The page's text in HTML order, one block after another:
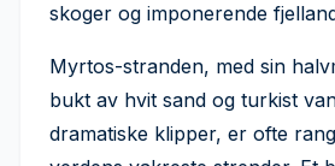
skoger og imponerende
Myrtos-stranden, med sin
bukt av hvit sand og turkist
dramatiske klipper, er ofte